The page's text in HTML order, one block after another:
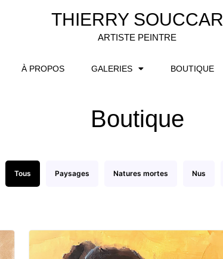
THIERRY SOUCCAR
ARTISTE PEINTRE
À PROPOS GALERIES BOUTIQUE
Boutique
Tous Paysages Natures mortes Nus